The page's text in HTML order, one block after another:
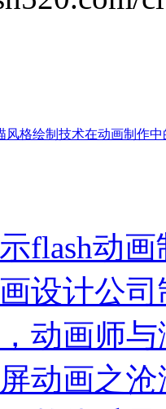
风格绘制技术在动画制作中
flash动
设计公
动画师
动画之